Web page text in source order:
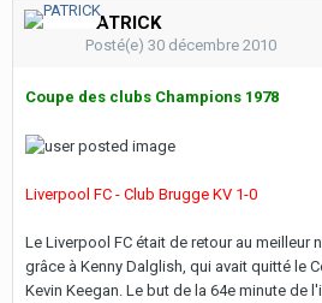
PATRICK
Posté(e) 30 décembre 2010
Coupe des clubs Champions 1978
Liverpool FC - Club Brugge KV 1-0
Le Liverpool FC était de retour au meilleur
grâce à Kenny Dalglish, qui avait quitté le
Kevin Keegan. Le but de la 64e minute de